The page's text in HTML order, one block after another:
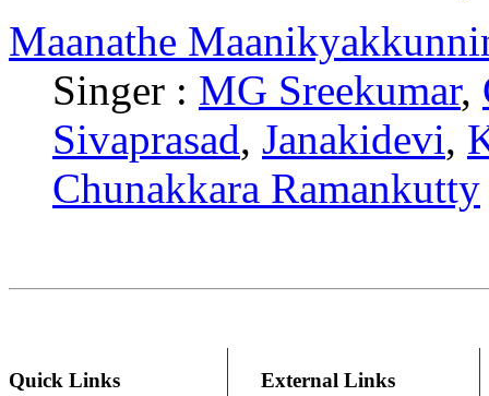
Maanathe
Singer : MG Sreekumar,
Sivaprasad, Janakidevi,
Chunakkara Ramankutty
Quick Links External Links